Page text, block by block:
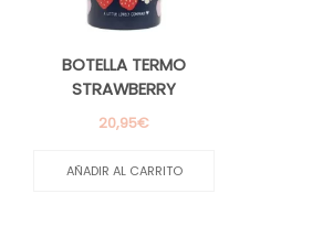
BOTELLA TERMO
STRAWBERRY
20,95€
AÑADIR AL CARRITO